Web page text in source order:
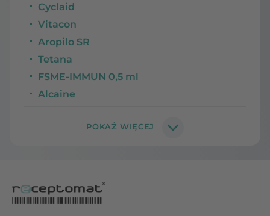
Cyclaid
Vitacon
Aropilo SR
Tetana
FSME-IMMUN 0,5 ml
Alcaine